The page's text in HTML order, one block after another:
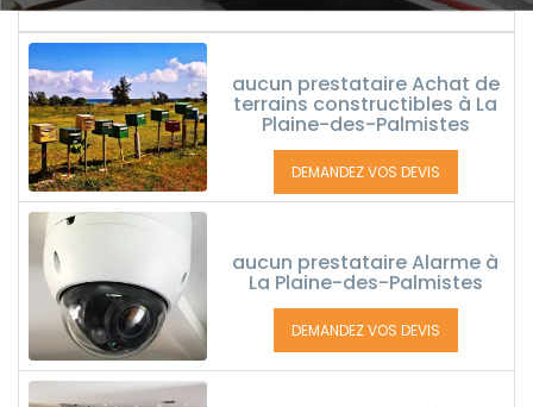
aucun prestataire Achat de
terrains constructibles à La
Plaine-des-Palmistes
DEMANDEZ VOS DEVIS
aucun prestataire Alarme à
La Plaine-des-Palmistes
DEMANDEZ VOS DEVIS